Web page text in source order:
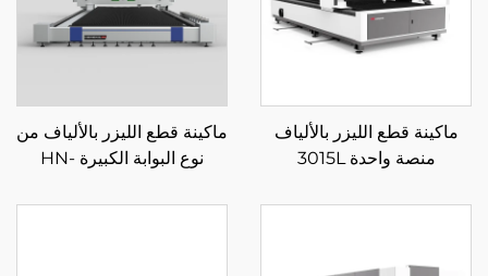
ماكينة قطع الليزر بالألياف
منصة واحدة 3015L
ماكينة قطع الليزر بالألياف من
نوع البوابة الكبيرة HN-